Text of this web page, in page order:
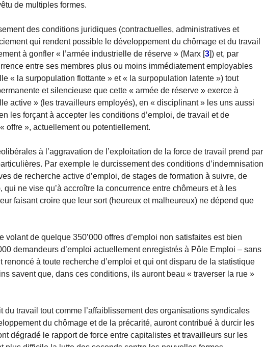
de multiples formes.
des conditions juridiques (contractuelles, administratives et
qui rendent possible le développement du chômage et du travail
à gonfler « l’armée industrielle de réserve » (Marx [3]) et, par
entre ses membres plus ou moins immédiatement employables
« la surpopulation flottante » et « la surpopulation latente ») tout
et silencieuse que cette « armée de réserve » exerce à
active » (les travailleurs employés), en « disciplinant » les uns aussi
les forçant à accepter les conditions d’emploi, de travail et de
offre », actuellement ou potentiellement.
à l’aggravation de l’exploitation de la force de travail prend par
Par exemple le durcissement des conditions d’indemnisation
de recherche active d’emploi, de stages de formation à suivre, de
qui ne vise qu’à accroître la concurrence entre chômeurs et à les
faisant croire que leur sort (heureux et malheureux) ne dépend que
volant de quelque 350’000 offres d’emploi non satisfaites est bien
demandeurs d’emploi actuellement enregistrés à Pôle Emploi – sans
renoncé à toute recherche d’emploi et qui ont disparu de la statistique
savent que, dans ces conditions, ils auront beau « traverser la rue »
du travail tout comme l’affaiblissement des organisations syndicales
du chômage et de la précarité, auront contribué à durcir les
dégradé le rapport de force entre capitalistes et travailleurs sur les